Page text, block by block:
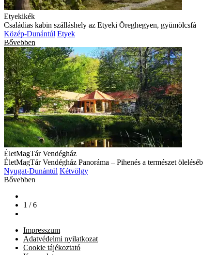
Etyekikék
Családias kabin szálláshely az Etyeki Öreghegyen, gyümölcsfá
Közép-Dunántúl Etyek
Bővebben
ÉletMagTár Vendégház
ÉletMagTár Vendégház Panoráma – Pihenés a természet öleléséb
Nyugat-Dunántúl Kétvölgy
Bővebben
1 / 6
Impresszum
Adatvédelmi nyilatkozat
Cookie tájékoztató